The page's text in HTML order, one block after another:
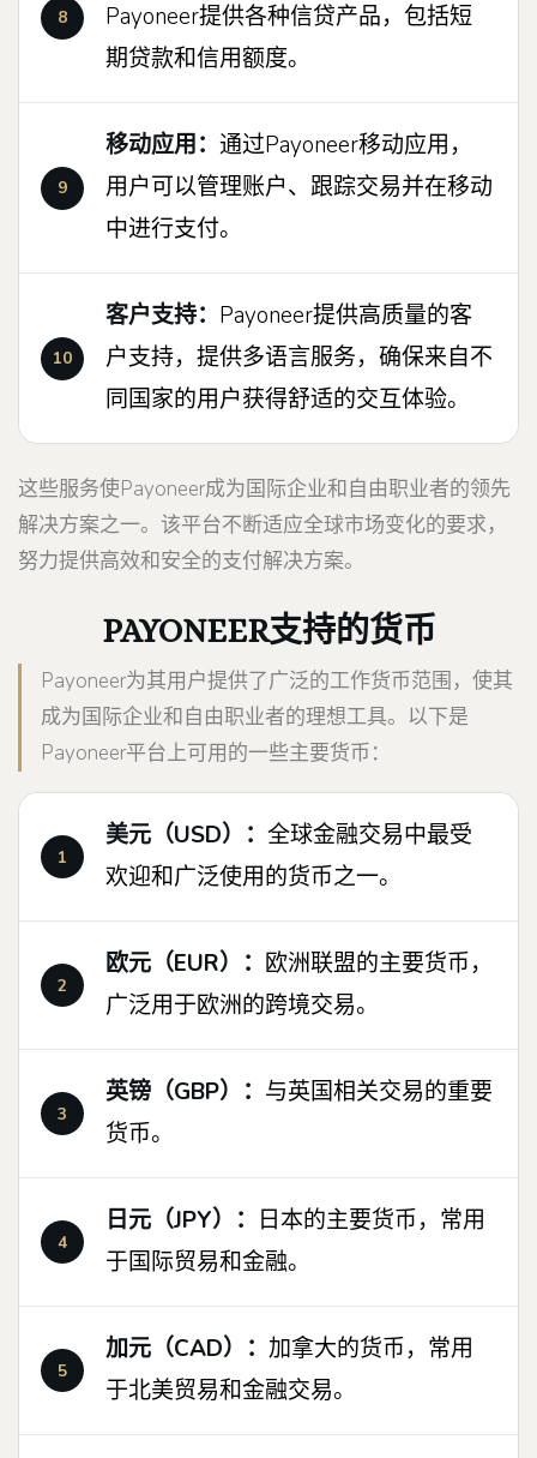
Payoneer提供各种信贷产品，包括短
期贷款和信用额度。
移动应用： 通过Payoneer移动应用，
用户可以管理账户、跟踪交易并在移动
中进行支付。
客户支持： Payoneer提供高质量的客
户支持，提供多语言服务，确保来自不
同国家的用户获得舒适的交互体验。
这些服务使Payoneer成为国际企业和自由职业者的领先
解决方案之一。该平台不断适应全球市场变化的要求，
努力提供高效和安全的支付解决方案。
PAYONEER支持的货币
Payoneer为其用户提供了广泛的工作货币范围，使其
成为国际企业和自由职业者的理想工具。以下是
Payoneer平台上可用的一些主要货币：
美元（USD）： 全球金融交易中最受
欢迎和广泛使用的货币之一。
欧元（EUR）： 欧洲联盟的主要货币，
广泛用于欧洲的跨境交易。
英镑（GBP）： 与英国相关交易的重要
货币。
日元（JPY）： 日本的主要货币，常用
于国际贸易和金融。
加元（CAD）： 加拿大的货币，常用
于北美贸易和金融交易。